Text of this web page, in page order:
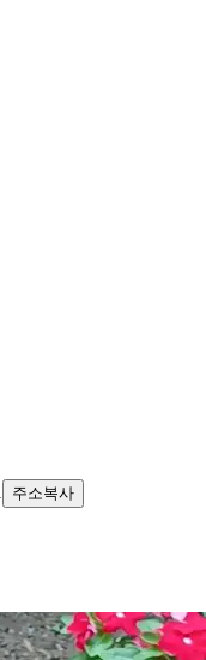
주소복사